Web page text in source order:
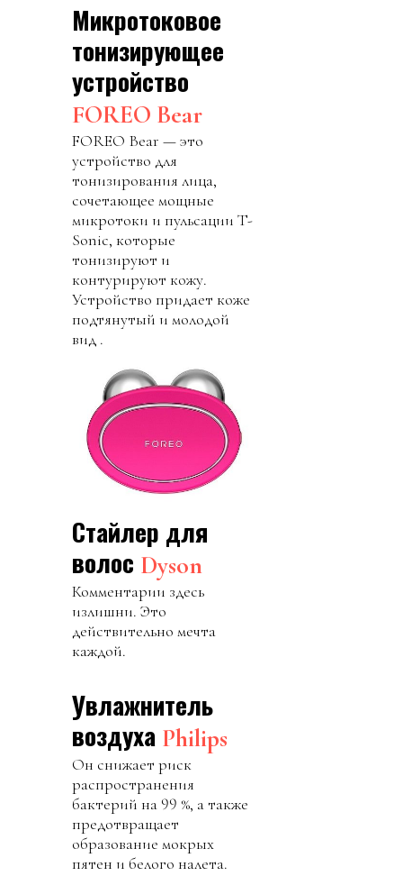
Микротоковое
тонизирующее
устройство
FOREO Bear
FOREO Bear — это
устройство для
тонизирования лица,
сочетающее мощные
микротоки и пульсации T-
Sonic, которые
тонизируют и
контурируют кожу.
Устройство придает коже
подтянутый и молодой
вид .
Стайлер для
волос Dyson
Комментарии здесь
излишни. Это
действительно мечта
каждой.
Увлажнитель
воздуха Philips
Он снижает риск
распространения
бактерий на 99 %, а также
предотвращает
образование мокрых
пятен и белого налета.